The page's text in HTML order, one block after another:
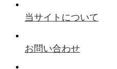
当サイトについて
お問い合わせ